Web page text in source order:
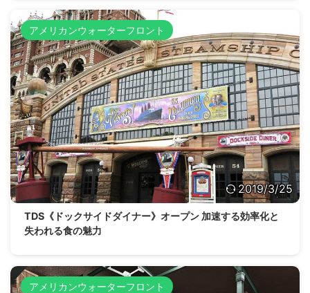
アメリカンウォーターフロント
2019/3/25
TDS《ドックサイドダイナー》オープン 加速する効率化と
失われる食の魅力
アメリカンウォーターフロント